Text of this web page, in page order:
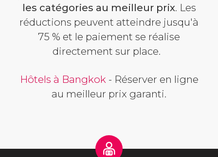
les catégories au meilleur prix. Les
réductions peuvent atteindre jusqu'à
75 % et le paiement se réalise
directement sur place.
Hôtels à Bangkok- Réserver en ligne
au meilleur prix garanti.